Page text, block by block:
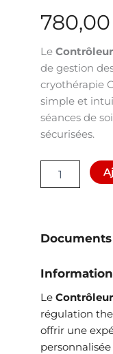
780,00
Le
de gestion
cryothérapie
simple et
séances de
sécurisées.
Le
régulation
offrir une